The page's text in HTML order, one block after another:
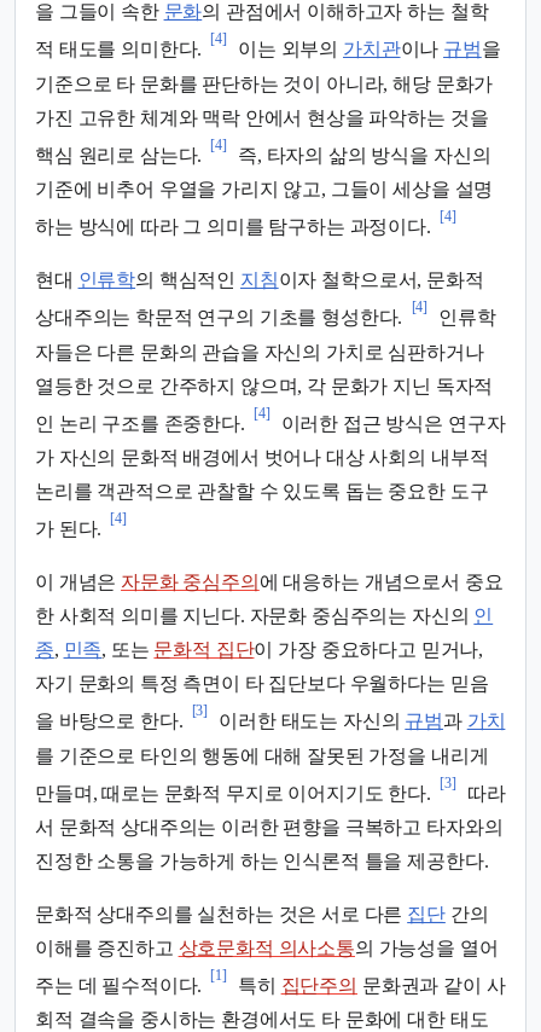
을 그들이 속한 문화의 관점에서 이해하고자 하는 철학
적 태도를 의미한다.
[4]
이는 외부의 가치관이나 규범을
기준으로 타 문화를 판단하는 것이 아니라, 해당 문화가
가진 고유한 체계와 맥락 안에서 현상을 파악하는 것을
핵심 원리로 삼는다.
[4]
즉, 타자의 삶의 방식을 자신의
기준에 비추어 우열을 가리지 않고, 그들이 세상을 설명
하는 방식에 따라 그 의미를 탐구하는 과정이다.
[4]
현대 인류학의 핵심적인 지침이자 철학으로서, 문화적
상대주의는 학문적 연구의 기초를 형성한다.
[4]
인류학
자들은 다른 문화의 관습을 자신의 가치로 심판하거나
열등한 것으로 간주하지 않으며, 각 문화가 지닌 독자적
인 논리 구조를 존중한다.
[4]
이러한 접근 방식은 연구자
가 자신의 문화적 배경에서 벗어나 대상 사회의 내부적
논리를 객관적으로 관찰할 수 있도록 돕는 중요한 도구
가 된다.
[4]
이 개념은 자문화 중심주의 에 대응하는 개념으로서 중요
한 사회적 의미를 지닌다. 자문화 중심주의는 자신의 인
종, 민족, 또는 문화적 집단이 가장 중요하다고 믿거나,
자기 문화의 특정 측면이 타 집단보다 우월하다는 믿음
을 바탕으로 한다.
[3]
이러한 태도는 자신의 규범과 가치
를 기준으로 타인의 행동에 대해 잘못된 가정을 내리게
만들며, 때로는 문화적 무지로 이어지기도 한다.
[3]
따라
서 문화적 상대주의는 이러한 편향을 극복하고 타자와의
진정한 소통을 가능하게 하는 인식론적 틀을 제공한다.
문화적 상대주의를 실천하는 것은 서로 다른 집단간의
이해를 증진하고 상호문화적 의사소통의 가능성을 열어
주는 데 필수적이다.
[1]
특히 집단주의 문화권과 같이 사
회적 결속을 중시하는 환경에서도 타 문화에 대한 태도